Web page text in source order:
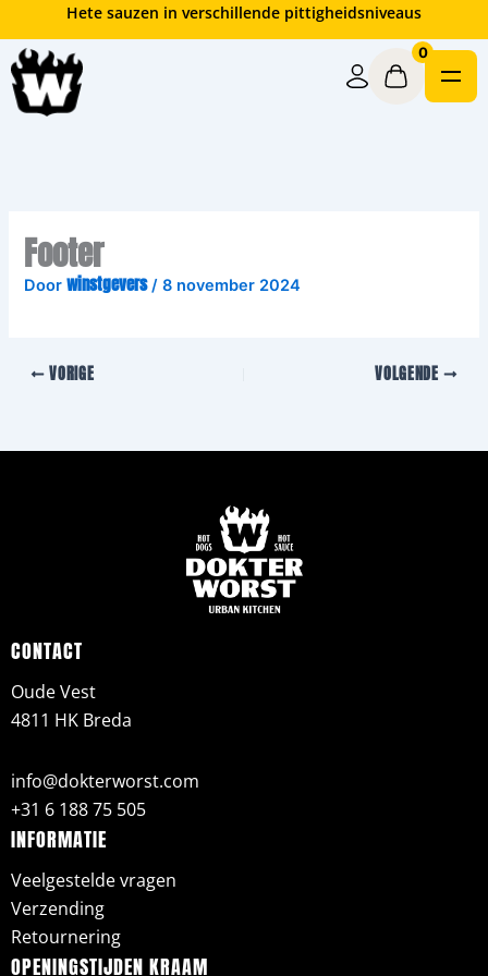
naar
de
inhoud
Hete sauzen in verschillende pittigheidsniveaus
0
Footer
Doorwinstgevers/8 november 2024
VORIGE VOLGENDE
CONTACT
Oude Vest
4811 HK Breda
info@dokterworst.com
+31 6 188 75 505
INFORMATIE
Veelgestelde vragen
Verzending
Retournering
OPENINGSTIJDEN KRAAM